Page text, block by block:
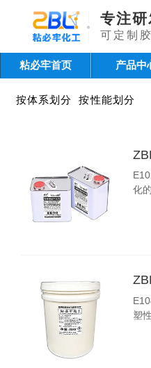
专注
可定制
粘必牢首页 产品中
按体系划分 按性能划分
化
塑